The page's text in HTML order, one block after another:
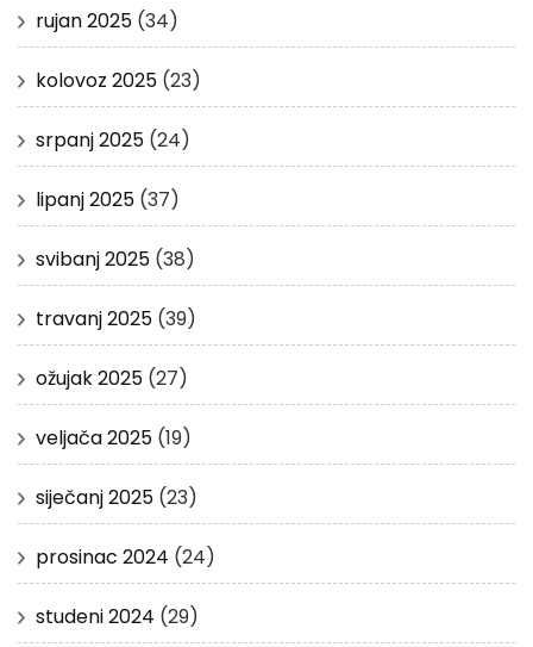
rujan 2025 (34)
kolovoz 2025 (23)
srpanj 2025 (24)
lipanj 2025 (37)
svibanj 2025 (38)
travanj 2025 (39)
ožujak 2025 (27)
veljača 2025 (19)
siječanj 2025 (23)
prosinac 2024 (24)
studeni 2024 (29)